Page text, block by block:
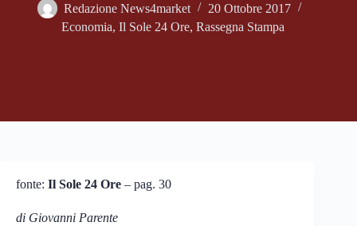
Redazione News4market
20 Ottobre 2017
Economia,Il Sole 24 Ore,Rassegna Stampa
fonte: Il Sole 24 Ore – pag. 30
di Giovanni Parente